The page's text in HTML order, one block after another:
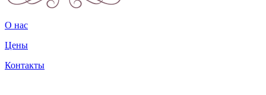
О нас
Цены
Контакты